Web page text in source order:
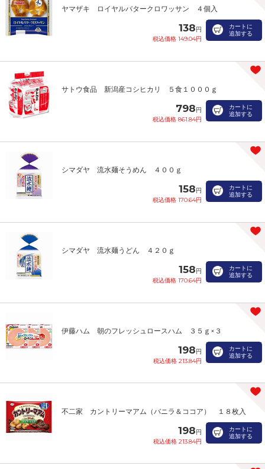
ヤマザキ ロイヤルバタークロワッサン ４個入
138円
税込価格 149.04円
カートに
追加する
サトウ食品 新潟産コシヒカリ ５食１０００ｇ
798円
税込価格 861.84円
カートに
追加する
シマダヤ 流水麺そうめん ４００ｇ
158円
税込価格 170.64円
カートに
追加する
シマダヤ 流水麺うどん ４２０ｇ
158円
税込価格 170.64円
カートに
追加する
伊藤ハム 朝のフレッシュロースハム ３５ｇ×３
198円
税込価格 213.84円
カートに
追加する
不二家 カントリーマアム（バニラ＆ココア） １８枚入
198円
税込価格 213.84円
カートに
追加する